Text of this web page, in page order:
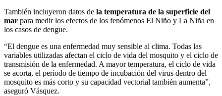
También incluyeron datos de la temperatura de la superficie del
mar para medir los efectos de los fenómenos El Niño y La Niña en
los casos de dengue.
“El dengue es una enfermedad muy sensible al clima. Todas las
variables utilizadas afectan el ciclo de vida del mosquito y el ciclo de
transmisión de la enfermedad. A mayor temperatura, el ciclo de vida
se acorta, el período de tiempo de incubación del virus dentro del
mosquito es más corto y su capacidad vectorial también aumenta”,
aseguró Vásquez.